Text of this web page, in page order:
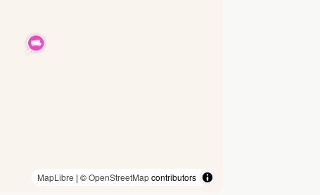
MapLibre | ©OpenStreetMapcontributors